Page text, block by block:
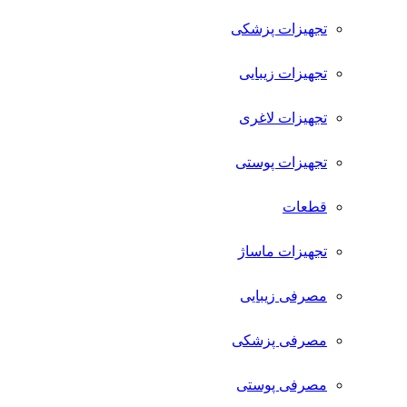
تجهیزات پزشکی
تجهیزات زیبایی
تجهیزات لاغری
تجهیزات پوستی
قطعات
تجهیزات ماساژ
مصرفی زیبایی
مصرفی پزشکی
مصرفی پوستی